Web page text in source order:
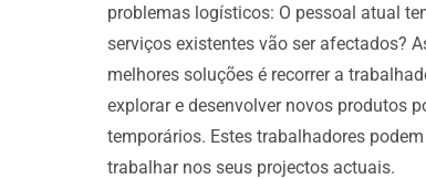
problemas logísticos: O pessoal atual
serviços existentes vão ser afectados?
melhores soluções é recorrer a
explorar e desenvolver novos produtos
temporários. Estes trabalhadores
trabalhar nos seus projectos actuais.